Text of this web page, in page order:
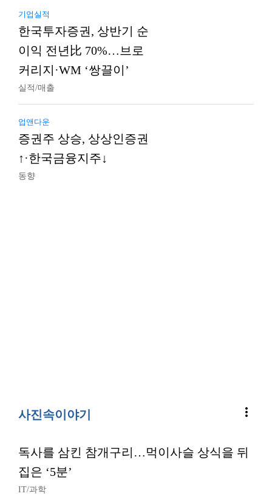
기업실적
한국투자증권, 상반기 순
이익 전년比 70%…브로
커리지·WM ‘쌍끌이’
실적/매출
업앤다운
증권주 상승, 상상인증권
↑·한국금융지주↓
동향
사진속이야기 more_vert
독사를 삼킨 참개구리…먹이사슬 상식을 뒤
집은 ‘5분’
IT/과학